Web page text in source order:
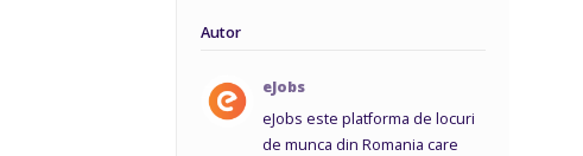
Autor
eJobs
eJobs este platforma de locuri
de munca din Romania care